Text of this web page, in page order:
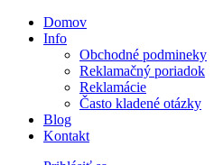
Domov
Info
Obchodné podmineky
Reklamačný poriadok
Reklamácie
Často kladené otázky
Blog
Kontakt